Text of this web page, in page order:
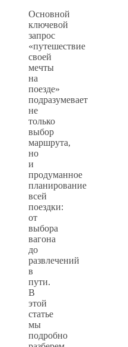
Основной
ключевой
запрос
«путешествие
своей
мечты
на
поезде»
подразумевает
не
только
выбор
маршрута,
но
и
продуманное
планирование
всей
поездки:
от
выбора
вагона
до
развлечений
в
пути.
В
этой
статье
мы
подробно